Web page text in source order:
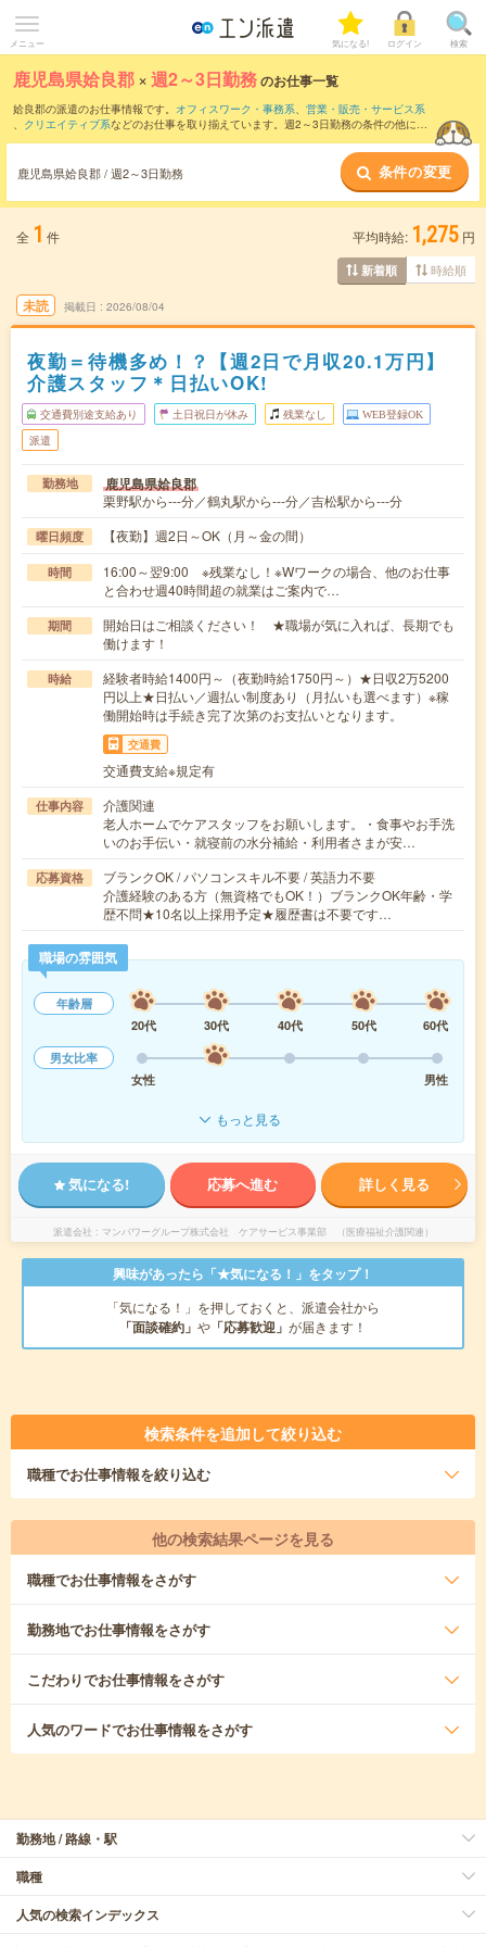
メニュー 気になる! ログイン 検索
鹿児島県姶良郡 ×週2～3日勤務のお仕事一覧
姶良郡の派遣のお仕事情報です。 オフィスワーク・事務系、 営業・販売・サービス系
、 クリエイティブ系などのお仕事を取り揃えています。週2～3日勤務の条件の他に、
鹿児島県姶良郡 / 週2～3日勤務 条件の変更
全 1 件 平均時給: 1,275 円
新着順 時給順
未読 掲載日 2026/08/04
夜勤＝待機多め！？【週2日で月収20.1万円】
介護スタッフ＊日払いOK!
交通費別途支給あり 土日祝日が休み 残業なし WEB登録OK
派遣
勤務地 鹿児島県姶良郡
栗野駅から---分／鶴丸駅から---分／吉松駅から---分
曜日頻度 【夜勤】週2日～OK（月～金の間）
時間
16:00～翌9:00 ※残業なし！※Wワークの場合、他のお仕事
と合わせ週40時間超の就業はご案内で…
期間
開始日はご相談ください！ ★職場が気に入れば、長期でも
働けます！
時給
経験者時給1400円～（夜勤時給1750円～）★日収2万5200
円以上★日払い／週払い制度あり（月払いも選べます）※稼
働開始時は手続き完了次第のお支払いとなります。
交通費
交通費支給※規定有
仕事内容
介護関連
老人ホームでケアスタッフをお願いします。・食事やお手洗
いのお手伝い・就寝前の水分補給・利用者さまが安…
応募資格
ブランクOK / パソコンスキル不要 / 英語力不要
介護経験のある方（無資格でもOK！）ブランクOK年齢・学
歴不問★10名以上採用予定★履歴書は不要です…
職場の雰囲気
年齢層
20代
30代 40代 50代
60代
男女比率
女性
男性
もっと見る
気になる! 応募へ進む 詳しく見る
派遣会社 マンパワーグループ株式会社 ケアサービス事業部 （医療福祉介護関連）
興味があったら「★気になる！」をタップ！
「気になる！」を押しておくと、派遣会社から
「面談確約」 や 「応募歓迎」 が届きます！
検索条件を追加して絞り込む
職種でお仕事情報を絞り込む
他の検索結果ページを見る
職種でお仕事情報をさがす
勤務地でお仕事情報をさがす
こだわりでお仕事情報をさがす
人気のワードでお仕事情報をさがす
勤務地 / 路線・駅
職種
人気の検索インデックス